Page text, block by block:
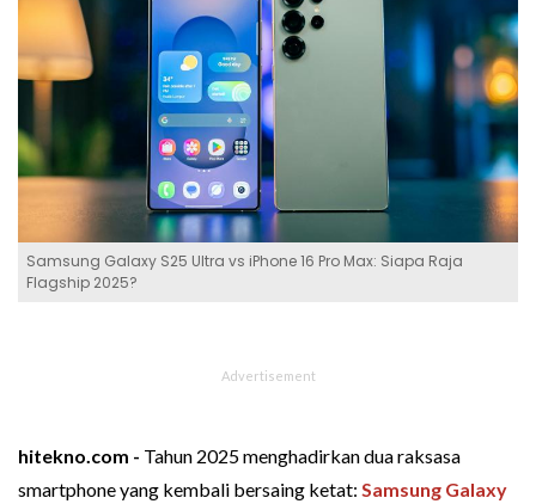
Samsung Galaxy S25 Ultra vs iPhone 16 Pro Max: Siapa Raja
Flagship 2025?
hitekno.com - Tahun 2025 menghadirkan dua raksasa
smartphone yang kembali bersaing ketat: Samsung Galaxy